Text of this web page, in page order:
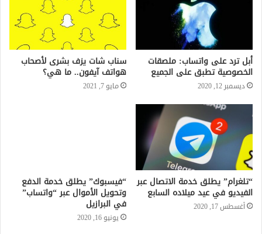
أبل ترد على واتساب: ملصقات
الخصوصية تطبق على الجميع
ديسمبر 12, 2020
سناب شات يزف بشرى لأصحاب
هواتف آيفون.. ما هي؟
مايو 7, 2021
“تلغرام” يطلق خدمة الاتصال عبر
الفيديو في عيد ميلاده السابع
أغسطس 17, 2020
“فيسبوك” يطلق خدمة الدفع
وتحويل الأموال عبر “واتساب”
في البرازيل
يونيو 16, 2020